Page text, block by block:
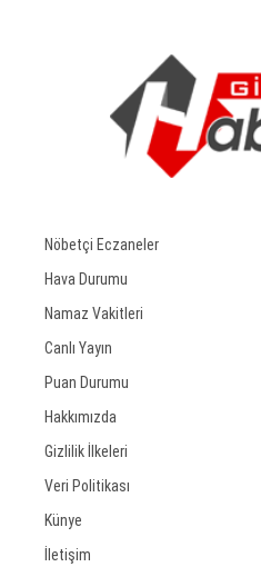
Nöbetçi Eczaneler
Hava Durumu
Namaz Vakitleri
Canlı Yayın
Puan Durumu
Hakkımızda
Gizlilik İlkeleri
Veri Politikası
Künye
İletişim